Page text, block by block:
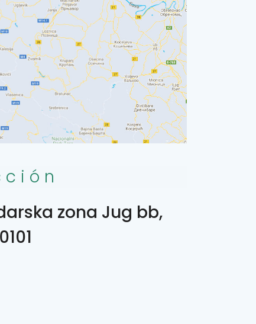
zona Jug bb,